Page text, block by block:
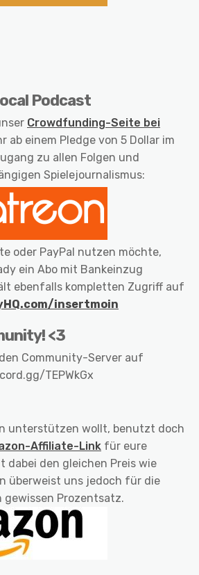
Podcast
Crowdfunding-Seite bei
ab einem Pledge von 5 Dollar im
zu allen Folgen und
Spielejournalismus:
oder PayPal nutzen möchte,
ein Abo mit Bankeinzug
ebenfalls kompletten Zugriff auf
insertmoin
<3
Community-Server auf
TEPWkGx
unterstützen wollt, benutzt doch
Affiliate-Link für eure
dabei den gleichen Preis wie
überweist uns jedoch für die
Prozentsatz.